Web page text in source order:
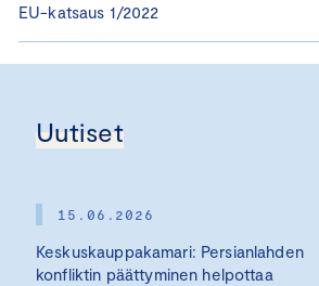
EU-katsaus 1/2022
Uutiset
15.06.2026
Keskuskauppakamari: Persianlahden
konfliktin päättyminen helpottaa